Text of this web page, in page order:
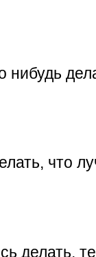
нибудь
что
делать,